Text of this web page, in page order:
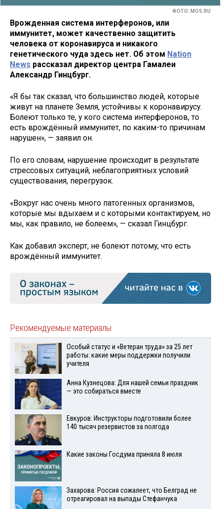
ФОТО: MOS.RU
Врожденная система интерферонов, или
иммунитет, может качественно защитить
человека от коронавируса и никакого
генетического чуда здесь нет. Об этом Nation
News рассказал директор центра Гамалеи
Александр Гинцбург.
«Я бы так сказал, что большинство людей, которые
живут на планете Земля, устойчивы к коронавирусу.
Болеют только те, у кого система интерферонов, то
есть врождённый иммунитет, по каким-то причинам
нарушен», — заявил он.
По его словам, нарушение происходит в результате
стрессовых ситуаций, неблагоприятных условий
существования, перегрузок.
«Вокруг нас очень много патогенных организмов,
которые мы вдыхаем и с которыми контактируем, но
мы, как правило, не болеем», — сказал Гинцбург.
Как добавил эксперт, не болеют потому, что есть
врождённый иммунитет.
Рекомендуемые материалы
Особый статус и «Ветеран труда» за 25 лет
работы: какие меры поддержки получили
учителя
Анна Кузнецова: Для нашей семьи праздник
— это собираться вместе
Евкуров: Инструкторы подготовили более
140 тысяч резервистов за полгода
Какие законы Госдума приняла 8 июля
Захарова: Россия сожалеет, что Белград не
отреагировал на выпады Стефанчука